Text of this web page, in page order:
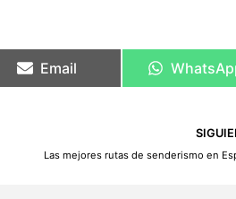
Email
Las mejores rutas de senderismo en